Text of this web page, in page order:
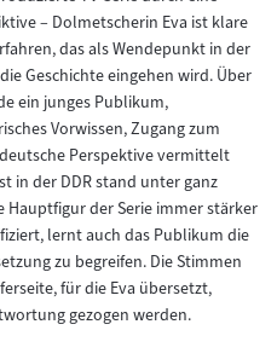
– Dolmetscherin Eva ist klare
das als Wendepunkt in der
Geschichte eingehen wird. Über
ein junges Publikum,
Vorwissen, Zugang zum
Perspektive vermittelt
in der DDR stand unter ganz
Hauptfigur der Serie immer stärker
lernt auch das Publikum die
zu begreifen. Die Stimmen
für die Eva übersetzt,
gezogen werden.